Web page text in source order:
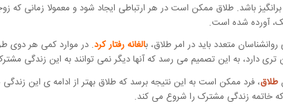
باشد. طلاق ممکن است در هر ارتباطی ایجاد شود و معمولا زمانی که
آورده شده است.
متعدد باید در امر طلاق، بالغانه رفتار کرد. در موارد کمی هر دوی
تری دارد، به این تصمیم می رسد که آنها دیگر نمی توانند به این زندگی
طلاق
خاتمه زندگی مشترک را شروع می کند.